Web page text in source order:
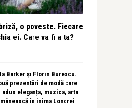
o poveste. Fiecare
ei. Care va fi a ta?
Barker și Florin Burescu.
prezentări de modă care
adus eleganța, muzica, arta
în inima Londrei